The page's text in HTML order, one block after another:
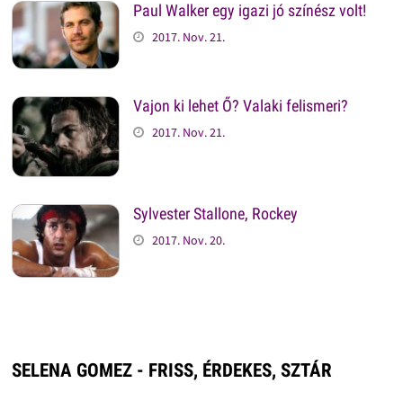
Paul Walker egy igazi jó színész volt!
2017. Nov. 21.
Vajon ki lehet Ő? Valaki felismeri?
2017. Nov. 21.
Sylvester Stallone, Rockey
2017. Nov. 20.
SELENA GOMEZ - FRISS, ÉRDEKES, SZTÁR